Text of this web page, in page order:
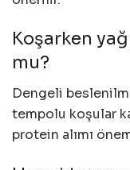
Koşarken
mu?
Dengeli
tempolu koşular
protein alımı